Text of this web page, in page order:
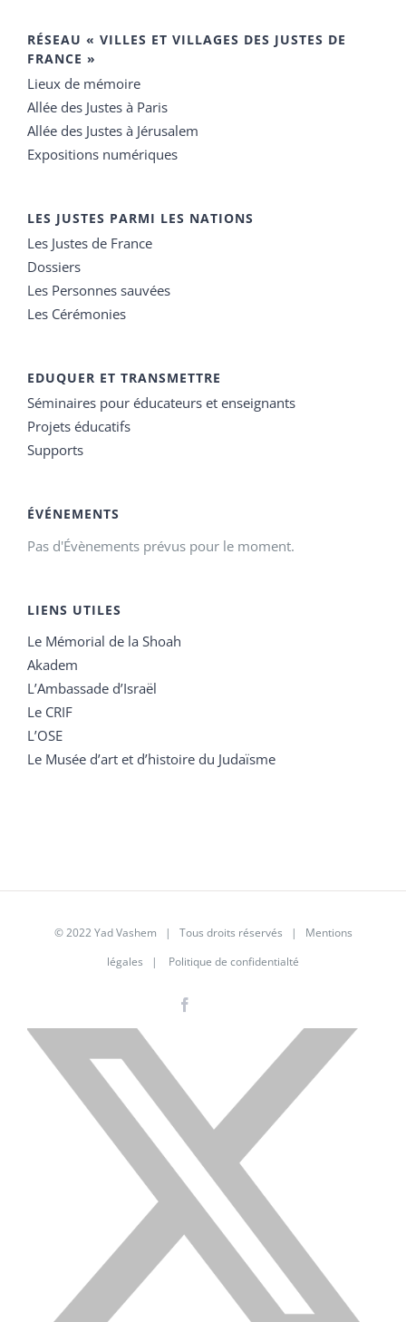
RÉSEAU « VILLES ET VILLAGES DES JUSTES DE
FRANCE »
Lieux de mémoire
Allée des Justes à Paris
Allée des Justes à Jérusalem
Expositions numériques
LES JUSTES PARMI LES NATIONS
Les Justes de France
Dossiers
Les Personnes sauvées
Les Cérémonies
EDUQUER ET TRANSMETTRE
Séminaires pour éducateurs et enseignants
Projets éducatifs
Supports
ÉVÉNEMENTS
Pas d'Évènements prévus pour le moment.
LIENS UTILES
Le Mémorial de la Shoah
Akadem
L’Ambassade d’Israël
Le CRIF
L’OSE
Le Musée d’art et d’histoire du Judaïsme
© 2022 Yad Vashem | Tous droits réservés | Mentions
légales | Politique de confidentialté